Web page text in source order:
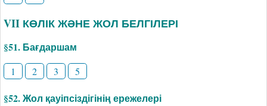
VII КӨЛІК ЖӘНЕ ЖОЛ БЕЛГІЛЕРІ
§51. Бағдаршам
1 2 3 5
§52. Жол қауіпсіздігінің ережелері